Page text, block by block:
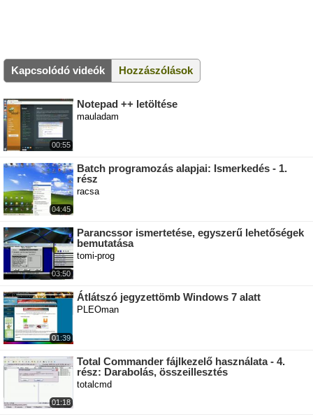
Kapcsolódó videók Hozzászólások
00:55
Notepad ++ letöltése
mauladam
04:45
Batch programozás alapjai: Ismerkedés - 1.
rész
racsa
03:50
Parancssor ismertetése, egyszerű lehetőségek
bemutatása
tomi-prog
01:39
Átlátszó jegyzettömb Windows 7 alatt
PLEOman
01:18
Total Commander fájlkezelő használata - 4.
rész: Darabolás, összeillesztés
totalcmd